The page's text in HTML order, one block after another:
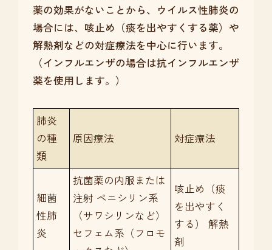
薬の効果がないことから、ウイルス性肺炎の
場合には、咳止め（痰を出やすくする薬）や
解熱剤などの対症療法を中心に行います。
（インフルエンザの場合は抗インフルエンザ
薬を使用します。）
肺炎
の種
類
原因療法 対症療法
細菌
性肺
炎
抗菌薬の内服または
注射 ペニシリン系
（サワシリンなど）
セフェム系（フロモ
咳止め（痰
を出やすく
する） 解熱
剤